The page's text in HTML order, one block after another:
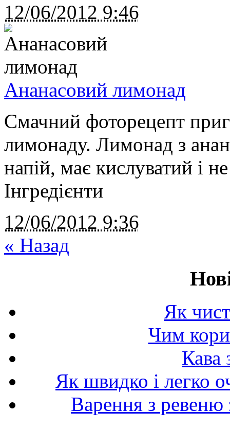
12/06/2012 9:46
Ананасовий лимонад
Смачний фоторецепт
лимонаду. Лимонад з
напій, має кислуватий і
Інгредієнти
12/06/2012 9:36
« Назад
Як
Чим
Кава
Як швидко і легко
Варення з ревеню